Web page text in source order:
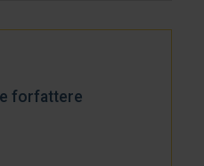
forfattere